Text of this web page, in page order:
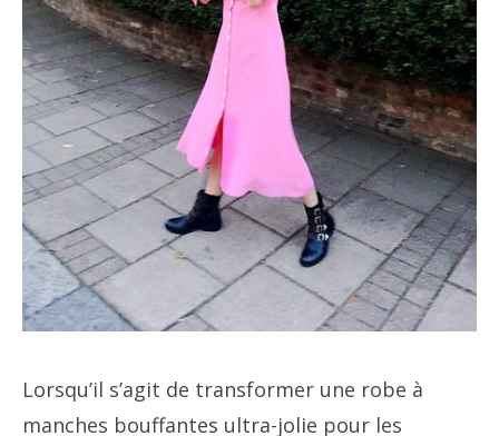
Lorsqu’il s’agit de transformer une robe à
manches bouffantes ultra-jolie pour les